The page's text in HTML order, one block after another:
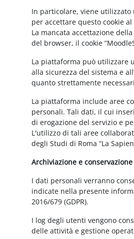
In particolare, viene utilizzato
per accettare questo cookie
La mancata accettazione
del browser, il cookie
La piattaforma può utilizzare
alla sicurezza del sistema e
quanto strettamente
La piattaforma include aree
personali. Tali dati, il cui
di erogazione del servizio e
L'utilizzo di tali aree
degli Studi di Roma “La
Archiviazione e conservazione
I dati personali verranno
indicate nella presente
2016/679 (GDPR).
I log degli utenti vengono
delle attività e gestione